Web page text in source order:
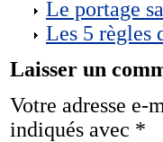
Le portage
Les 5 règles
Laisser un
Votre adresse e-
indiqués avec *